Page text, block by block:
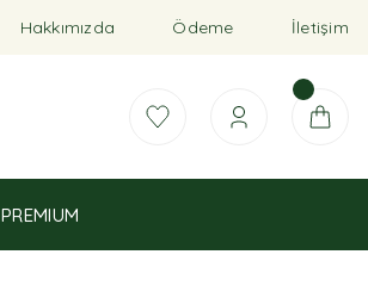
Hakkımızda Ödeme İletişim
PREMIUM